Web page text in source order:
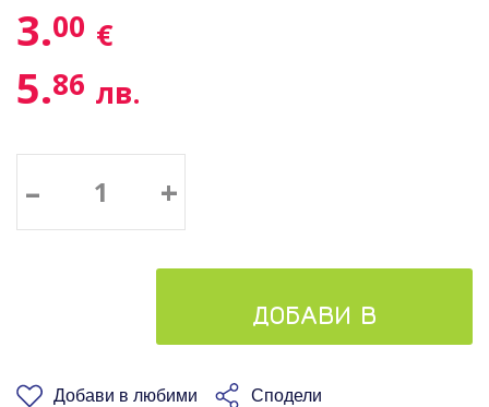
3.00 €
5.86 лв.
– +
ДОБАВИ В
КОШНИЦАТА
Добави в любими Сподели